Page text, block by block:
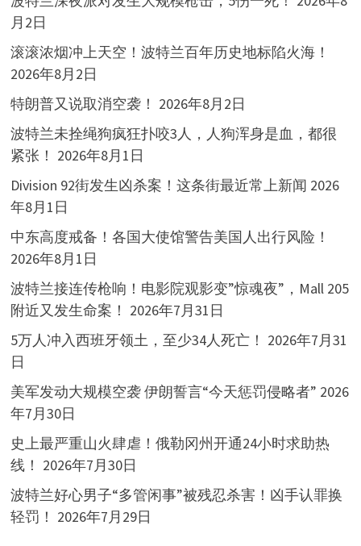
月2日
滚滚浓烟冲上天空！波特兰百年历史地标陷火海！
2026年8月2日
特朗普又说取消空袭！ 2026年8月2日
波特兰未拴绳狗疯狂扑咬3人，人狗浑身是血，都很
紧张！ 2026年8月1日
Division 92街发生凶杀案！这条街最近常上新闻 2026
年8月1日
中东高度戒备！各国大使馆警告美国人出行风险！
2026年8月1日
波特兰接连传枪响！电影院观影变”惊魂夜”，Mall 205
附近又发生命案！ 2026年7月31日
5万人冲入西班牙领土，至少34人死亡！ 2026年7月31
日
美军发动大规模空袭 伊朗誓言“今天惩罚侵略者” 2026
年7月30日
史上最严重山火肆虐！俄勒冈州开通24小时求助热
线！ 2026年7月30日
波特兰好心男子“多管闲事”被残忍杀害！凶手认罪换
轻罚！ 2026年7月29日